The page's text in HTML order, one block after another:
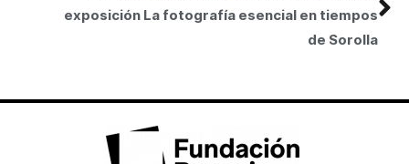
exposición La fotografía esencial en tiempos
de Sorolla